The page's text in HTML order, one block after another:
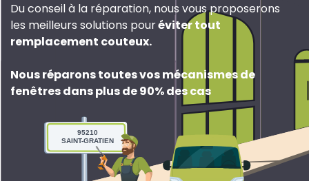
Du conseil à la réparation, nous vous proposerons
les meilleurs solutions pouréviter tout
remplacement couteux.
Nous réparons toutes vos mécanismes de
fenêtres dans plus de 90% des cas
95210
SAINT-GRATIEN